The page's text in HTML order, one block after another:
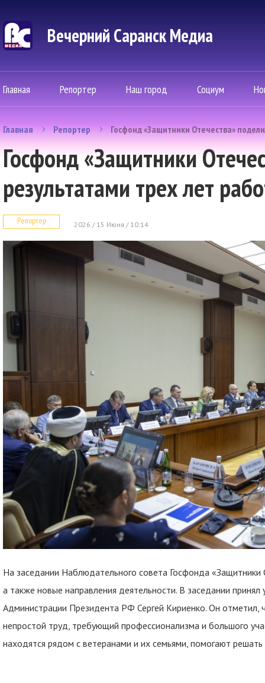
Вечерний Саранск Mедиа
Главная Репортер Наш город Социум
Главная Репортер Госфонд «Защитники Отечества»
Госфонд «Защитники
результатами трех лет
Репортер 2026 / 15 Июня / 10:14
На заседании Наблюдательного совета Госфонда
а также новые направления деятельности. В заседании
Администрации Президента РФ Сергей Кириенко. Он
непростой труд, требующий профессионализма и большого
находятся рядом с ветеранами и их семьями, помогают